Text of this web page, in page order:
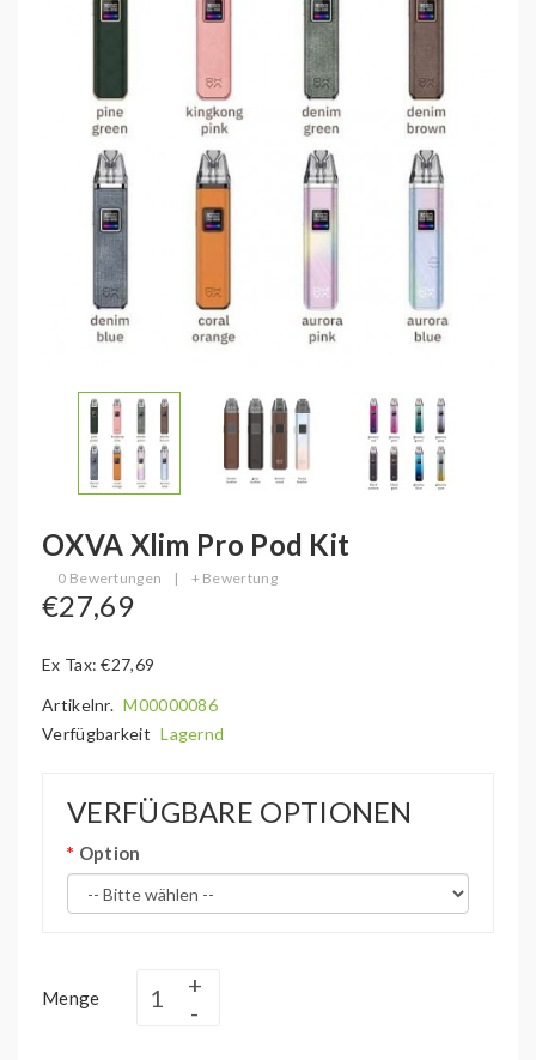
OXVA Xlim Pro Pod Kit
0 Bewertungen | + Bewertung
€27,69
Ex Tax: €27,69
Artikelnr. M00000086
Verfügbarkeit Lagernd
VERFÜGBARE OPTIONEN
Option
Menge